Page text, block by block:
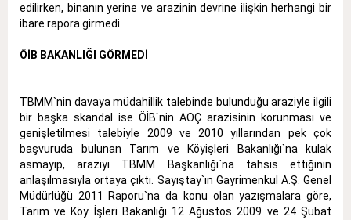
edilirken, binanın yerine ve arazinin devrine ilişkin herhangi bir
ibare rapora girmedi.
ÖİB BAKANLIĞI GÖRMEDİ
TBMM`nin davaya müdahillik talebinde bulunduğu araziyle ilgili
bir başka skandal ise ÖİB`nin AOÇ arazisinin korunması ve
genişletilmesi talebiyle 2009 ve 2010 yıllarından pek çok
başvuruda bulunan Tarım ve Köyişleri Bakanlığı`na kulak
asmayıp, araziyi TBMM Başkanlığı`na tahsis ettiğinin
anlaşılmasıyla ortaya çıktı. Sayıştay`ın Gayrimenkul A.Ş. Genel
Müdürlüğü 2011 Raporu`na da konu olan yazışmalara göre,
Tarım ve Köy İşleri Bakanlığı 12 Ağustos 2009 ve 24 Şubat